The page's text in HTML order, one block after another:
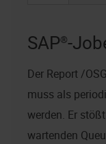
SAP®-
Der Report /
muss als
werden. Er
wartenden